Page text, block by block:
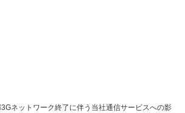
ネットワーク終了に伴う当社通信サービスへの影